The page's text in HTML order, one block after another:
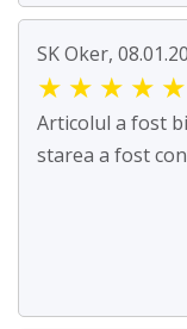
SK Oker,
★ ★ ★ ★ ★
Articolul a fost
starea a fost